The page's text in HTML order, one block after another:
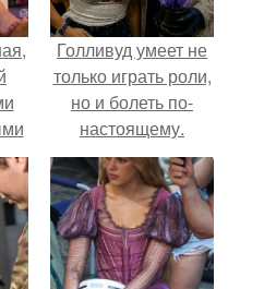
Голливуд умеет не
только играть роли,
но и болеть по-
настоящему.